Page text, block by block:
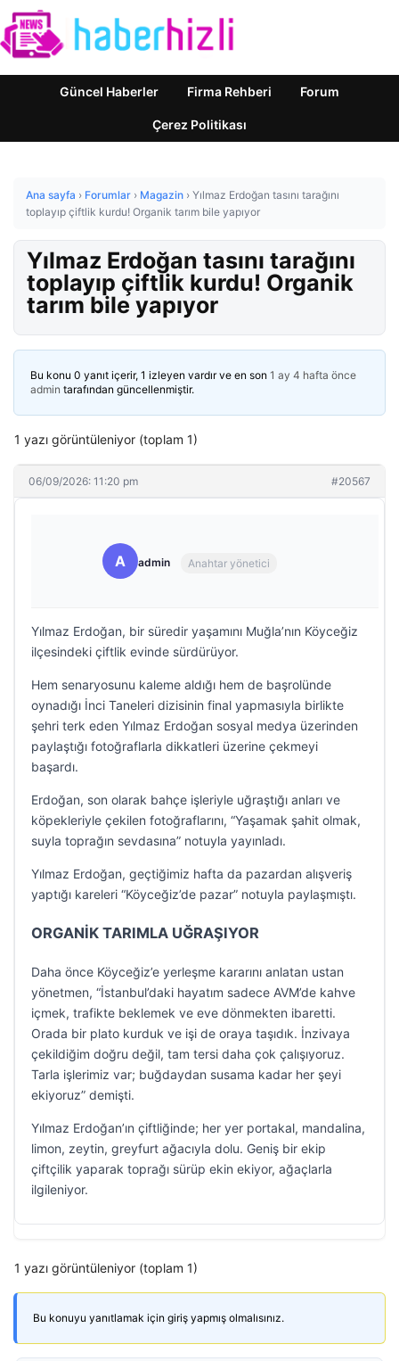
Güncel Haberler Firma Rehberi Forum
Çerez Politikası
Ana sayfa › Forumlar › Magazin › Yılmaz Erdoğan tasını tarağını
toplayıp çiftlik kurdu! Organik tarım bile yapıyor
Yılmaz Erdoğan tasını tarağını
toplayıp çiftlik kurdu! Organik
tarım bile yapıyor
Bu konu 0 yanıt içerir, 1 izleyen vardır ve en son 1 ay 4 hafta önce
admin tarafından güncellenmiştir.
1 yazı görüntüleniyor (toplam 1)
06/09/2026: 11:20 pm #20567
A admin Anahtar yönetici
Yılmaz Erdoğan, bir süredir yaşamını Muğla’nın Köyceğiz
ilçesindeki çiftlik evinde sürdürüyor.
Hem senaryosunu kaleme aldığı hem de başrolünde
oynadığı İnci Taneleri dizisinin final yapmasıyla birlikte
şehri terk eden Yılmaz Erdoğan sosyal medya üzerinden
paylaştığı fotoğraflarla dikkatleri üzerine çekmeyi
başardı.
Erdoğan, son olarak bahçe işleriyle uğraştığı anları ve
köpekleriyle çekilen fotoğraflarını, “Yaşamak şahit olmak,
suyla toprağın sevdasına” notuyla yayınladı.
Yılmaz Erdoğan, geçtiğimiz hafta da pazardan alışveriş
yaptığı kareleri “Köyceğiz’de pazar” notuyla paylaşmıştı.
ORGANİK TARIMLA UĞRAŞIYOR
Daha önce Köyceğiz’e yerleşme kararını anlatan ustan
yönetmen, “İstanbul’daki hayatım sadece AVM’de kahve
içmek, trafikte beklemek ve eve dönmekten ibaretti.
Orada bir plato kurduk ve işi de oraya taşıdık. İnzivaya
çekildiğim doğru değil, tam tersi daha çok çalışıyoruz.
Tarla işlerimiz var; buğdaydan susama kadar her şeyi
ekiyoruz” demişti.
Yılmaz Erdoğan’ın çiftliğinde; her yer portakal, mandalina,
limon, zeytin, greyfurt ağacıyla dolu. Geniş bir ekip
çiftçilik yaparak toprağı sürüp ekin ekiyor, ağaçlarla
ilgileniyor.
1 yazı görüntüleniyor (toplam 1)
Bu konuyu yanıtlamak için giriş yapmış olmalısınız.